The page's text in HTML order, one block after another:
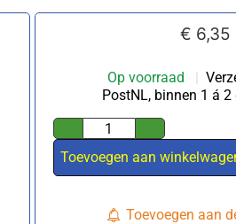
€ 6,35
Op voorraad
PostNL, binnen 1 á
Toevoegen aan
Toevoegen aan